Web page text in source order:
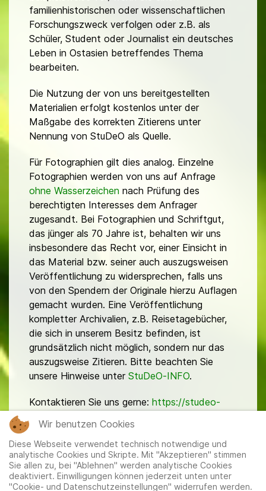
familienhistorischen oder wissenschaftlichen
Forschungszweck verfolgen oder z.B. als
Schüler, Student oder Journalist ein deutsches
Leben in Ostasien betreffendes Thema
bearbeiten.
Die Nutzung der von uns bereitgestellten
Materialien erfolgt kostenlos unter der
Maßgabe des korrekten Zitierens unter
Nennung von StuDeO als Quelle.
Für Fotographien gilt dies analog. Einzelne
Fotographien werden von uns auf Anfrage
ohne Wasserzeichen nach Prüfung des
berechtigten Interesses dem Anfrager
zugesandt. Bei Fotographien und Schriftgut,
das jünger als 70 Jahre ist, behalten wir uns
insbesondere das Recht vor, einer Einsicht in
das Material bzw. seiner auch auszugsweisen
Veröffentlichung zu widersprechen, falls uns
von den Spendern der Originale hierzu Auflagen
gemacht wurden. Eine Veröffentlichung
kompletter Archivalien, z.B. Reisetagebücher,
die sich in unserem Besitz befinden, ist
grundsätzlich nicht möglich, sondern nur das
auszugsweise Zitieren. Bitte beachten Sie
unsere Hinweise unter StuDeO-INFO.
Kontaktieren Sie uns gerne: https://studeo-
Wir benutzen Cookies
Diese Webseite verwendet technisch notwendige und
analytische Cookies und Skripte. Mit "Akzeptieren" stimmen
Sie allen zu, bei "Ablehnen" werden analytische Cookies
deaktiviert. Einwilligungen können jederzeit unten unter
"Cookie- und Datenschutzeinstellungen" widerrufen werden.